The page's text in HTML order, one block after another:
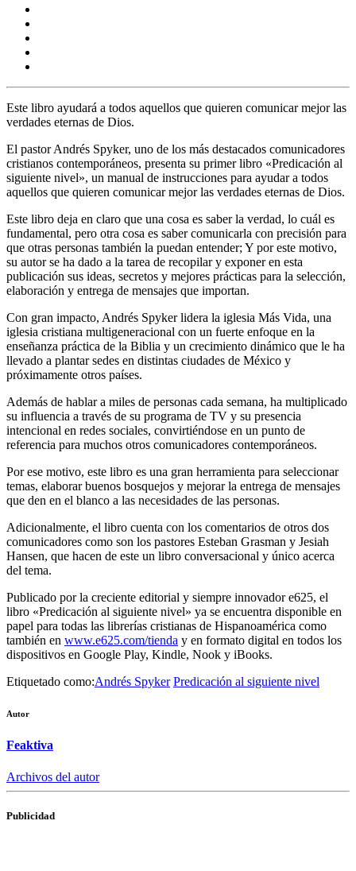
Este libro ayudará a todos aquellos que quieren comunicar mejor las
verdades eternas de Dios.
El pastor Andrés Spyker, uno de los más destacados comunicadores
cristianos contemporáneos, presenta su primer libro «Predicación al
siguiente nivel», un manual de instrucciones para ayudar a todos
aquellos que quieren comunicar mejor las verdades eternas de Dios.
Este libro deja en claro que una cosa es saber la verdad, lo cuál es
fundamental, pero otra cosa es saber comunicarla con precisión para
que otras personas también la puedan entender; Y por este motivo,
su autor se ha dado a la tarea de recopilar y exponer en esta
publicación sus ideas, secretos y mejores prácticas para la selección,
elaboración y entrega de mensajes que importan.
Con gran impacto, Andrés Spyker lidera la iglesia Más Vida, una
iglesia cristiana multigeneracional con un fuerte enfoque en la
enseñanza práctica de la Biblia y un crecimiento dinámico que le ha
llevado a plantar sedes en distintas ciudades de México y
próximamente otros países.
Además de hablar a miles de personas cada semana, ha multiplicado
su influencia a través de su programa de TV y su presencia
intencional en redes sociales, convirtiéndose en un punto de
referencia para muchos otros comunicadores contemporáneos.
Por ese motivo, este libro es una gran herramienta para seleccionar
temas, elaborar buenos bosquejos y mejorar la entrega de mensajes
que den en el blanco a las necesidades de las personas.
Adicionalmente, el libro cuenta con los comentarios de otros dos
comunicadores como son los pastores Esteban Grasman y Jesiah
Hansen, que hacen de este un libro conversacional y único acerca
del tema.
Publicado por la creciente editorial y siempre innovador e625, el
libro «Predicación al siguiente nivel» ya se encuentra disponible en
papel para todas las librerías cristianas de Hispanoamérica como
también en www.e625.com/tienda y en formato digital en todos los
dispositivos en Google Play, Kindle, Nook y iBooks.
Etiquetado como:Andrés Spyker Predicación al siguiente nivel
Autor
Feaktiva
Archivos del autor
Publicidad